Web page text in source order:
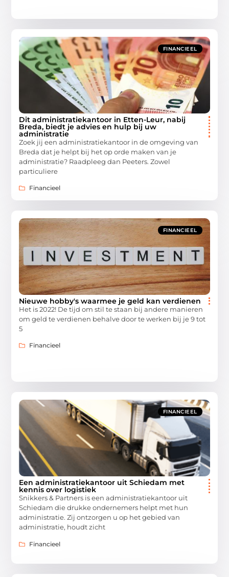
FINANCIEEL
Dit administratiekantoor in Etten-Leur, nabij
Breda, biedt je advies en hulp bij uw
administratie
Zoek jij een administratiekantoor in de omgeving van
Breda dat je helpt bij het op orde maken van je
administratie? Raadpleeg dan Peeters. Zowel
particuliere
Financieel
FINANCIEEL
Nieuwe hobby's waarmee je geld kan verdienen
Het is 2022! De tijd om stil te staan bij andere manieren
om geld te verdienen behalve door te werken bij je 9 tot
5
Financieel
FINANCIEEL
Een administratiekantoor uit Schiedam met
kennis over logistiek
Snikkers & Partners is een administratiekantoor uit
Schiedam die drukke ondernemers helpt met hun
administratie. Zij ontzorgen u op het gebied van
administratie, houdt zicht
Financieel